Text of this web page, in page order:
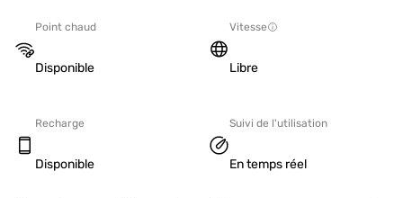
Point chaud
Disponible
Vitesse
Libre
Recharge
Disponible
Suivi de l'utilisation
En temps réel